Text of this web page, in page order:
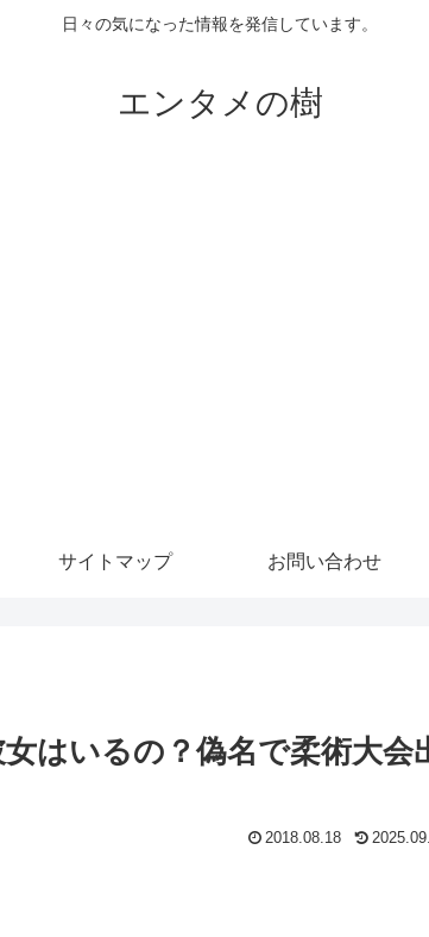
日々の気になった情報を発信しています。
エンタメの樹
サイトマップ お問い合わせ
はいるの？偽名で柔術大会
2018.08.18